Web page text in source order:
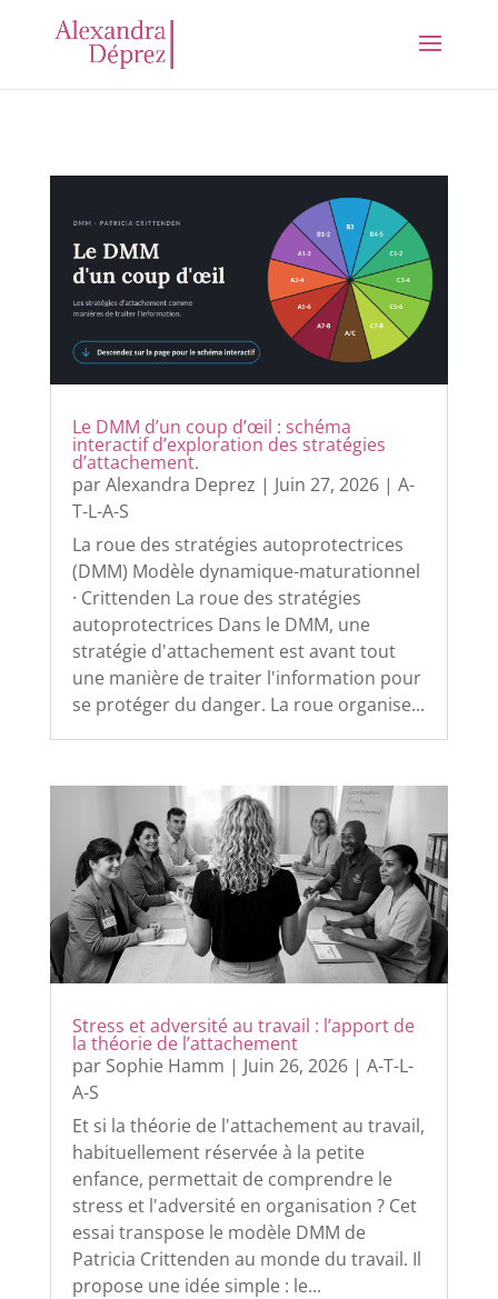
Le DMM d’un coup d’œil : schéma
interactif d’exploration des stratégies
d’attachement.
parAlexandra Deprez | Juin 27, 2026| A-
T-L-A-S
La roue des stratégies autoprotectrices
(DMM) Modèle dynamique-maturationnel
· Crittenden La roue des stratégies
autoprotectrices Dans le DMM, une
stratégie d'attachement est avant tout
une manière de traiter l'information pour
se protéger du danger. La roue organise...
Stress et adversité au travail : l’apport de
la théorie de l’attachement
par Sophie Hamm | Juin 26, 2026| A-T-L-
A-S
Et si la théorie de l'attachement au travail,
habituellement réservée à la petite
enfance, permettait de comprendre le
stress et l'adversité en organisation ? Cet
essai transpose le modèle DMM de
Patricia Crittenden au monde du travail. Il
propose une idée simple : le...